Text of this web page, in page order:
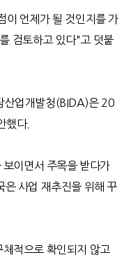
이 언제가 될 것인지를 가
검토하고 있다"고 덧붙
산업개발청(BIDA)은 20
했다.
이면서 주목을 받다가
은 사업 재추진을 위해 꾸
적으로 확인되지 않고